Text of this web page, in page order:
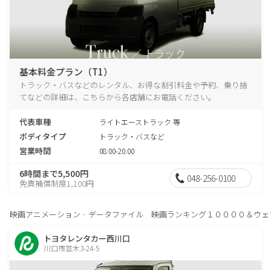
基本料金プラン（T1）
トラック・バスなどのレンタル、お得な割引料金や予約、乗り捨
てなどの詳細は、こちらから各店舗にお電話ください。
代表車種 ライトエーストラック 等
ボディタイプ トラック・バスなど
営業時間 08:00-20:00
6時間まで5,500円
免責補償制度1,100円 048-256-0100
映画アニメーション‐データファイル 映画ランキング１００００＆ウェ
トヨタレンタカー西川口
川口市並木3-24-5